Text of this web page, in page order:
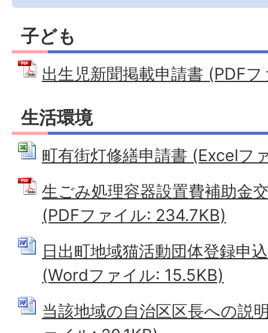
子ども
出生児新聞掲載申請書 (PDF
生活環境
町有街灯修繕申請書 (Excelフ
生ごみ処理容器設置費補助金
(PDFファイル: 234.7KB)
日出町地域猫活動団体登録申
(Wordファイル: 15.5KB)
当該地域の自治区区長への説